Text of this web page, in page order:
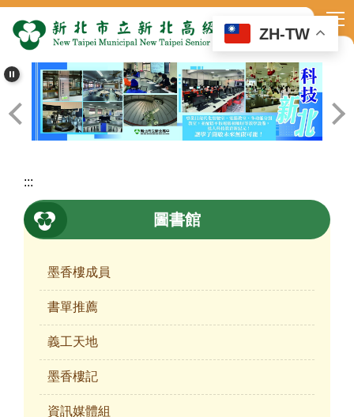
到
要
內
容
區
ZH-TW
:::
圖書館
墨香樓成員
書單推薦
義工天地
墨香樓記
資訊媒體組